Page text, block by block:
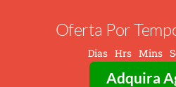
Oferta Por
Dias Hrs Mins
Adquira